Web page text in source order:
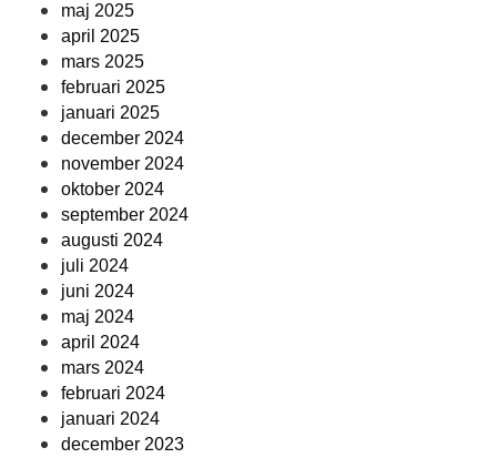
maj 2025
april 2025
mars 2025
februari 2025
januari 2025
december 2024
november 2024
oktober 2024
september 2024
augusti 2024
juli 2024
juni 2024
maj 2024
april 2024
mars 2024
februari 2024
januari 2024
december 2023